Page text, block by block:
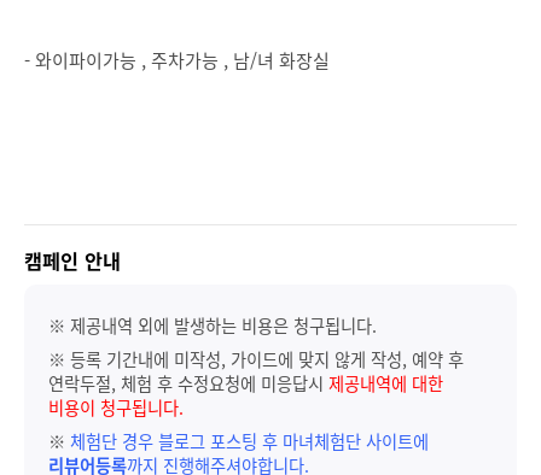
- 와이파이가능 , 주차가능 , 남/녀 화장실
캠페인 안내
※ 제공내역 외에 발생하는 비용은 청구됩니다.
※ 등록 기간내에 미작성, 가이드에 맞지 않게 작성, 예약 후
연락두절, 체험 후 수정요청에 미응답시 제공내역에 대한
비용이 청구됩니다.
※ 체험단 경우 블로그 포스팅 후 마녀체험단 사이트에
리뷰어등록까지 진행해주셔야합니다.